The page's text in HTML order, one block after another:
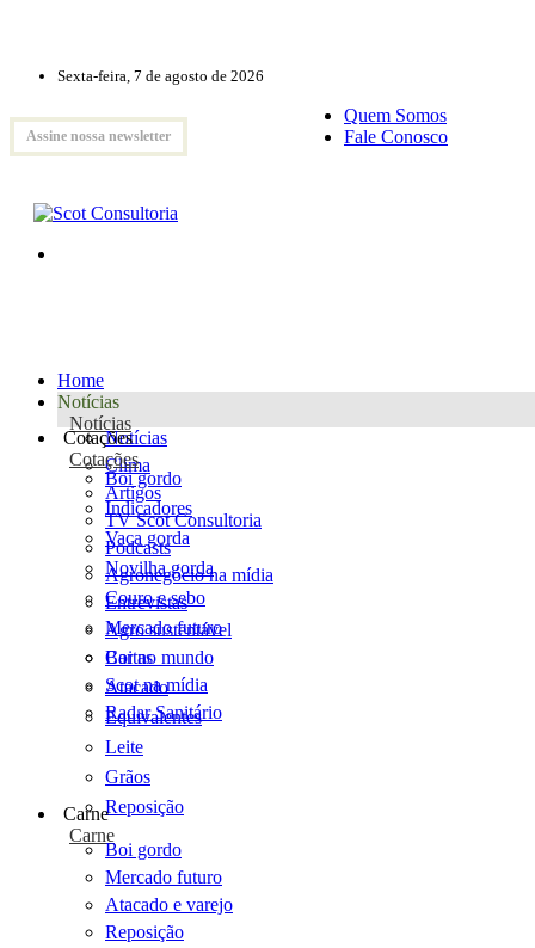
Sexta-feira, 7 de agosto de 2026
Assine nossa newsletter
Quem Somos
Fale Conosco
Home
Notícias
Notícias
Notícias
Clima
Artigos
TV Scot Consultoria
Podcasts
Agronegócio na mídia
Entrevistas
Agro sustentável
Cartas
Scot na mídia
Radar Sanitário
Cotações
Cotações
Boi gordo
Indicadores
Vaca gorda
Novilha gorda
Couro e sebo
Mercado futuro
Boi no mundo
Atacado
Equivalentes
Leite
Grãos
Reposição
Carne
Carne
Boi gordo
Mercado futuro
Atacado e varejo
Reposição